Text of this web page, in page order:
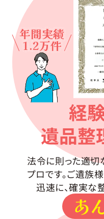
経
遺品整
法令に則った適
プロです。ご遺族
迅速に、確実な
年間実績
1.2万件
あ